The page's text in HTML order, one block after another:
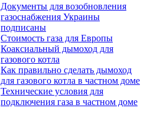
Документы для возобновления
газоснабжения Украины
подписаны
Стоимость газа для Европы
Коаксиальный дымоход для
газового котла
Как правильно сделать дымоход
для газового котла в частном доме
Технические условия для
подключения газа в частном доме